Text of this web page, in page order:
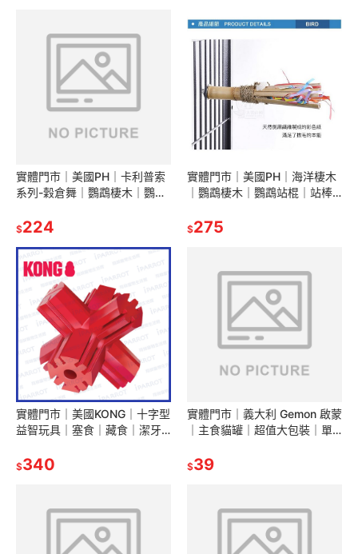
實體門市｜美國PH｜卡利普索
系列-穀倉舞｜鸚鵡棲木｜鸚鵡
｜小型｜和尚｜虎皮｜玄鳳｜
$224
實體門市｜美國PH｜海洋棲木
｜鸚鵡棲木｜鸚鵡站棍｜站棒
尚｜虎皮｜愛情鳥｜玄鳳｜翔
$275
實體門市｜美國KONG｜十字型
益智玩具｜塞食｜藏食｜潔牙
物生活館
$340
實體門市｜義大利 Gemon 啟蒙
｜主食貓罐｜超值大包裝｜單
食罐｜翔帥寵物生活館
$39